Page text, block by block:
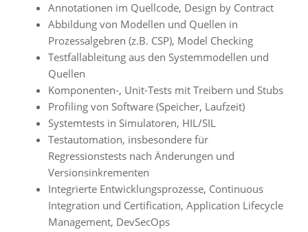
Annotationen im Quellcode, Design by Contract
Abbildung von Modellen und Quellen in
Prozessalgebren (z.B. CSP), Model Checking
Testfallableitung aus den Systemmodellen und
Quellen
Komponenten-, Unit-Tests mit Treibern und Stubs
Proﬁling von Software (Speicher, Laufzeit)
Systemtests in Simulatoren, HIL/SIL
Testautomation, insbesondere für
Regressionstests nach Änderungen und
Versionsinkrementen
Integrierte Entwicklungsprozesse, Continuous
Integration und Certification, Application Lifecycle
Management, DevSecOps